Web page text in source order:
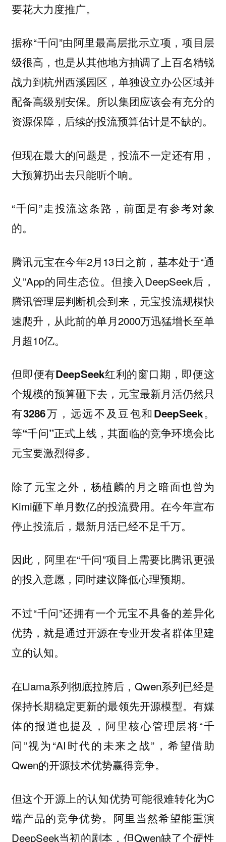
要花大力度推广。
据称“千问”由阿里最高层批示立项，项目层
级很高，也是从其他地方抽调了上百名精锐
战力到杭州西溪园区，单独设立办公区域并
配备高级别安保。所以集团应该会有充分的
资源保障，后续的投流预算估计是不缺的。
但现在最大的问题是， 投流不一定还有用，
大预算扔出去只能听个响。
“千问”走投流这条路，前面是有参考对象
的。
腾讯元宝在今年2月13日之前，基本处于“通
义”App的同生态位。但接入DeepSeek后，
腾讯管理层判断机会到来，元宝投流规模快
速爬升，从此前的单月2000万迅猛增长至单
月超10亿。
但即便有DeepSeek红利的窗口期，即便这
个规模的预算砸下去，元宝最新月活仍然只
有3286万，远远不及豆包和DeepSeek。
等“千问”正式上线，其面临的竞争环境会比
元宝要激烈得多。
除了元宝之外，杨植麟的月之暗面也曾为
Kimi砸下单月数亿的投流费用。在今年宣布
停止投流后，最新月活已经不足千万。
因此，阿里在“千问”项目上需要比腾讯更强
的投入意愿，同时建议降低心理预期。
不过“千问”还拥有一个元宝不具备的差异化
优势，就是通过开源在专业开发者群体里建
立的认知。
在Llama系列彻底拉胯后，Qwen系列已经是
保持长期稳定更新的最领先开源模型。有媒
体的报道也提及，阿里核心管理层将“千
问”视为“AI时代的未来之战”，希望借助
Qwen的开源技术优势赢得竞争。
但这个开源上的认知优势可能很难转化为C
端产品的竞争优势。阿里当然希望能重演
DeepSeek当初的剧本，但Qwen缺了个硬性